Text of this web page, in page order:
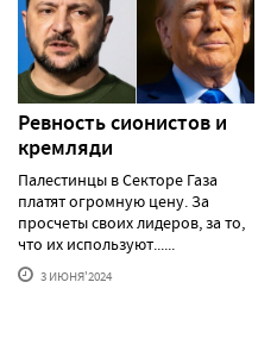
Ревность сионистов и
кремляди
Палестинцы в Секторе Газа
платят огромную цену. За
просчеты своих лидеров, за то,
что их используют......
3 ИЮНЯ'2024